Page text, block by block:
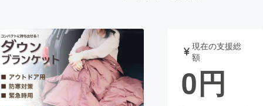
テクノロジー・ガジェット
映像・映画 書籍・雑誌
現在の支援総
額
0円